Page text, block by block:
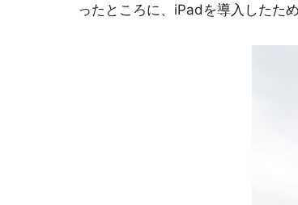
ったところに、iPadを導入したた